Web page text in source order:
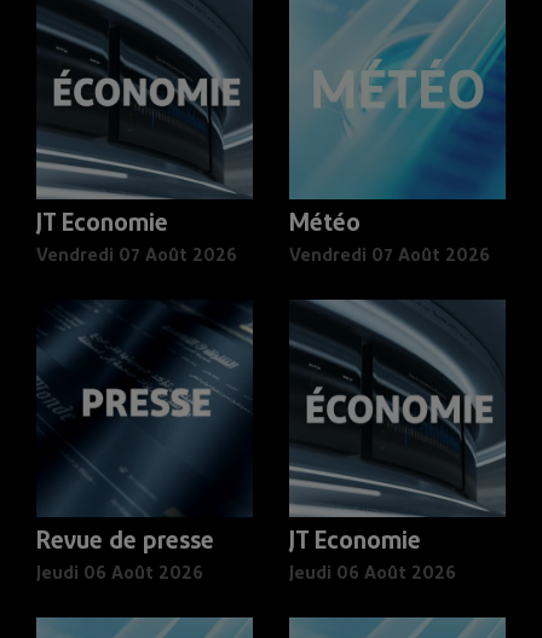
JT Economie
Vendredi 07 Août 2026
Météo
Vendredi 07 Août 2026
Revue de presse
Jeudi 06 Août 2026
JT Economie
Jeudi 06 Août 2026